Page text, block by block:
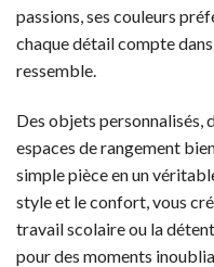
passions, ses couleurs
chaque détail compte
ressemble.
Des objets personnalisés,
espaces de rangement
simple pièce en un
style et le confort, vous
travail scolaire ou la
pour des moments